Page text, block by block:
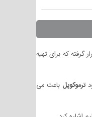
قرار گرفته که برای تهیه
ترموکوپل باعث می